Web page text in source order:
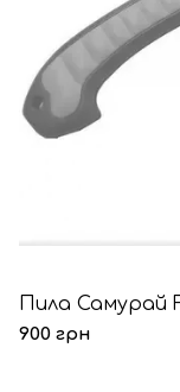
Пила Самурай
900 грн